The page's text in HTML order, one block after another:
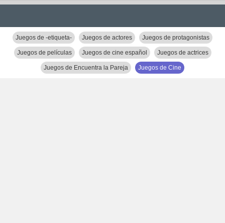
Juegos de -etiqueta- Juegos de actores Juegos de protagonistas
Juegos de películas Juegos de cine español Juegos de actrices
Juegos de Encuentra la Pareja Juegos de Cine